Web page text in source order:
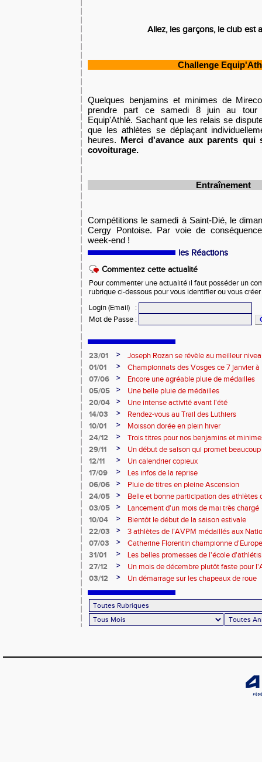
Allez, les garçons, le club est
Challenge
Quelques benjamins et minimes de
prendre part ce samedi 8 juin au tour
Equip'Athlé. Sachant que les relais se
que les athlètes se déplaçant
heures. Merci d'avance aux parents qui
covoiturage.
Entraînement
Compétitions le samedi à Saint-Dié, le
Cergy Pontoise. Par voie de
week-end !
les Réactions
Commentez cette actualité
Pour commenter une actualité il faut posséder un
rubrique ci-dessous pour vous identifier ou vous
Login (Email)
:
Mot de Passe :
23/01 >
Joseph Rozan se révèle au meilleur
01/01
>
Championnats des Vosges ce 7 janvier
07/06
>
Encore une agréable pluie de médailles
05/05
>
Une belle pluie de médailles
20/04
>
Une intense activité avant l'été
14/03
>
Rendez-vous au Trail des Luthiers
10/01
>
Moisson dorée en plein hiver
24/12
>
Trois titres pour nos benjamins et
29/11
>
Un début de saison qui promet beaucoup
12/11
>
Un calendrier copieux
17/09
>
Les infos de la reprise
06/06
>
Pluie de titres en pleine Ascension
24/05
>
Belle et bonne participation des athlètes
03/05
>
Lancement d'un mois de mai très chargé
10/04
>
Bientôt le début de la saison estivale
22/03
>
3 athlètes de l’AVPM médaillés aux
07/03
>
Catherine Florentin championne
31/01
>
Les belles promesses de l'école
27/12
>
Un mois de décembre plutôt faste pour
03/12
> Un démarrage sur les chapeaux de roue